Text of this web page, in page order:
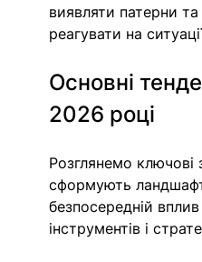
виявляти патерни
реагувати на
Основні
2026 році
Розглянемо ключові
сформують
безпосередній вплив
інструментів і